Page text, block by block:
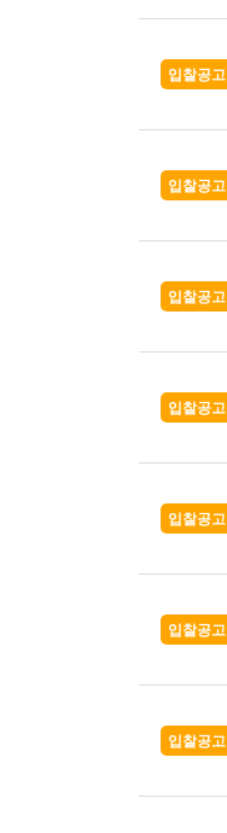
입찰공고
입찰공고
입찰공고
입찰공고
입찰공고
입찰공고
입찰공고